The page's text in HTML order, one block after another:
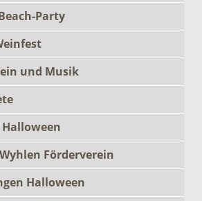
Party
und Musik
Förderverein
Halloween